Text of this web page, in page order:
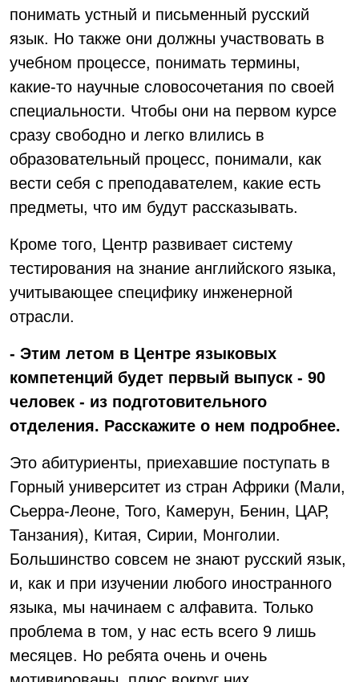
понимать устный и письменный русский
язык. Но также они должны участвовать в
учебном процессе, понимать термины,
какие-то научные словосочетания по своей
специальности. Чтобы они на первом курсе
сразу свободно и легко влились в
образовательный процесс, понимали, как
вести себя с преподавателем, какие есть
предметы, что им будут рассказывать.
Кроме того, Центр развивает систему
тестирования на знание английского языка,
учитывающее специфику инженерной
отрасли.
- Этим летом в Центре языковых
компетенций будет первый выпуск - 90
человек - из подготовительного
отделения. Расскажите о нем подробнее.
Это абитуриенты, приехавшие поступать в
Горный университет из стран Африки (Мали,
Сьерра-Леоне, Того, Камерун, Бенин, ЦАР,
Танзания), Китая, Сирии, Монголии.
Большинство совсем не знают русский язык,
и, как и при изучении любого иностранного
языка, мы начинаем с алфавита. Только
проблема в том, у нас есть всего 9 лишь
месяцев. Но ребята очень и очень